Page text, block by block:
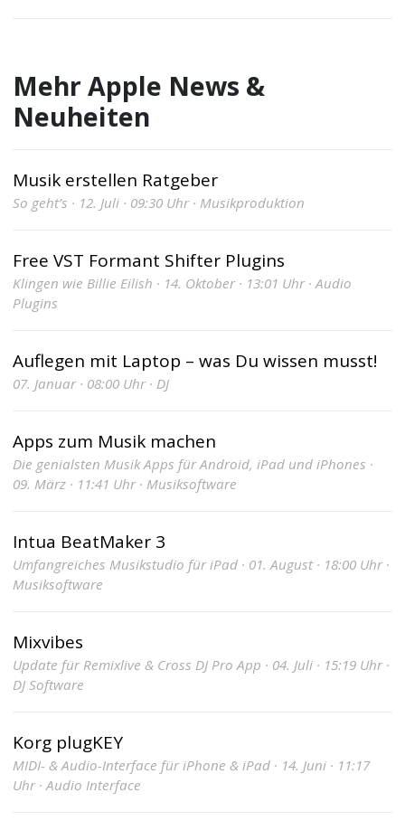
Mehr Apple News &
Neuheiten
Musik erstellen Ratgeber
So geht’s · 12. Juli · 09:30 Uhr · Musikproduktion
Free VST Formant Shifter Plugins
Klingen wie Billie Eilish · 14. Oktober · 13:01 Uhr · Audio
Plugins
Auflegen mit Laptop – was Du wissen musst!
07. Januar · 08:00 Uhr · DJ
Apps zum Musik machen
Die genialsten Musik Apps für Android, iPad und iPhones ·
09. März · 11:41 Uhr · Musiksoftware
Intua BeatMaker 3
Umfangreiches Musikstudio für iPad · 01. August · 18:00 Uhr ·
Musiksoftware
Mixvibes
Update für Remixlive & Cross DJ Pro App · 04. Juli · 15:19 Uhr ·
DJ Software
Korg plugKEY
MIDI- & Audio-Interface für iPhone & iPad · 14. Juni · 11:17
Uhr · Audio Interface